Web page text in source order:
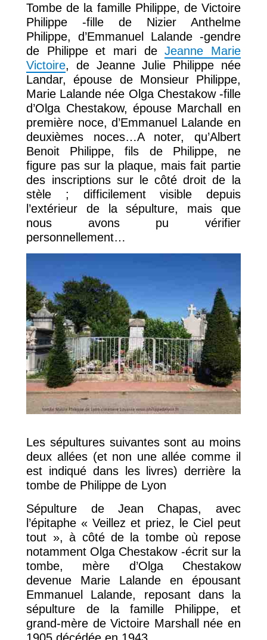
Tombe de la famille Philippe, de Victoire
Philippe -fille de Nizier Anthelme
Philippe, d’Emmanuel Lalande -gendre
de Philippe et mari deJeanne Marie
Victoire, de Jeanne Julie Philippe née
Landar, épouse de Monsieur Philippe,
Marie Lalande née Olga Chestakow -fille
d’Olga Chestakow, épouse Marchall en
première noce, d’Emmanuel Lalande en
deuxièmes noces…A noter, qu’Albert
Benoit Philippe, fils de Philippe, ne
figure pas sur la plaque, mais fait partie
des inscriptions sur le côté droit de la
stèle ; difficilement visible depuis
l’extérieur de la sépulture, mais que
nous avons pu vérifier
personnellement…
Les sépultures suivantes sont au moins
deux allées (et non une allée comme il
est indiqué dans les livres) derrière la
tombe de Philippe de Lyon
Sépulture de Jean Chapas, avec
l’épitaphe « Veillez et priez, le Ciel peut
tout », à côté de la tombe où repose
notamment Olga Chestakow -écrit sur la
tombe, mère d’Olga Chestakow
devenue Marie Lalande en épousant
Emmanuel Lalande, reposant dans la
sépulture de la famille Philippe, et
grand-mère de Victoire Marshall née en